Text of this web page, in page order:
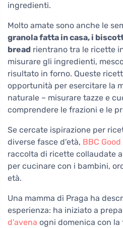
ingredienti.
Molto amate sono anche le
granola fatta in casa, i
bread rientrano tra le ricette
misurare gli ingredienti,
risultato in forno. Queste
opportunità per esercitare la
naturale – misurare tazze e
comprendere le frazioni e le
Se cercate ispirazione per
diverse fasce d'età, BBC Good
raccolta di ricette collaudate
per cucinare con i bambini,
età.
Una mamma di Praga ha
esperienza: ha iniziato a
d'avena ogni domenica con